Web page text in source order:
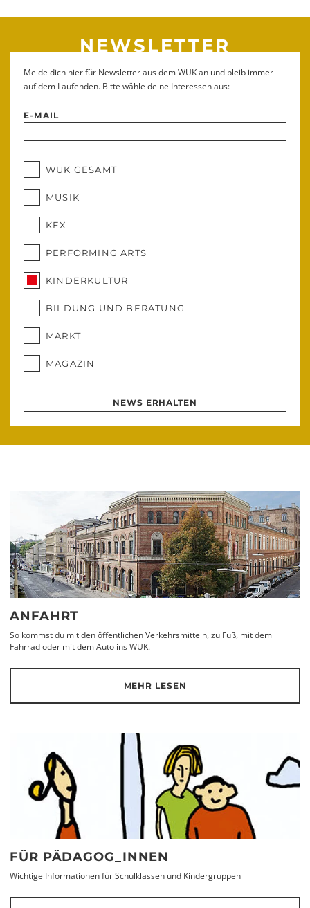
NEWSLETTER
Melde dich hier für Newsletter aus dem WUK an und bleib immer
auf dem Laufenden. Bitte wähle deine Interessen aus:
E-MAIL
WUK GESAMT
MUSIK
KEX
PERFORMING ARTS
KINDERKULTUR
BILDUNG UND BERATUNG
MARKT
MAGAZIN
NEWS ERHALTEN
ANFAHRT
So kommst du mit den öffentlichen Verkehrsmitteln, zu Fuß, mit dem
Fahrrad oder mit dem Auto ins WUK.
MEHR LESEN
FÜR PÄDAGOG_INNEN
Wichtige Informationen für Schulklassen und Kindergruppen